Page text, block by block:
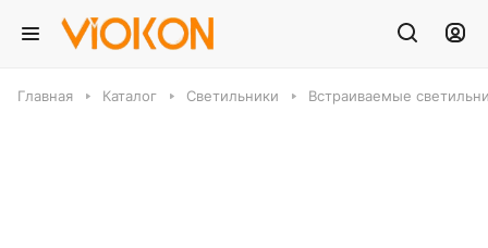
Главная Каталог Светильники Встраиваемые